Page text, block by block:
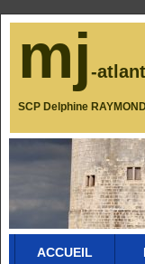
mj-
SCP Delphine
ACCUEIL